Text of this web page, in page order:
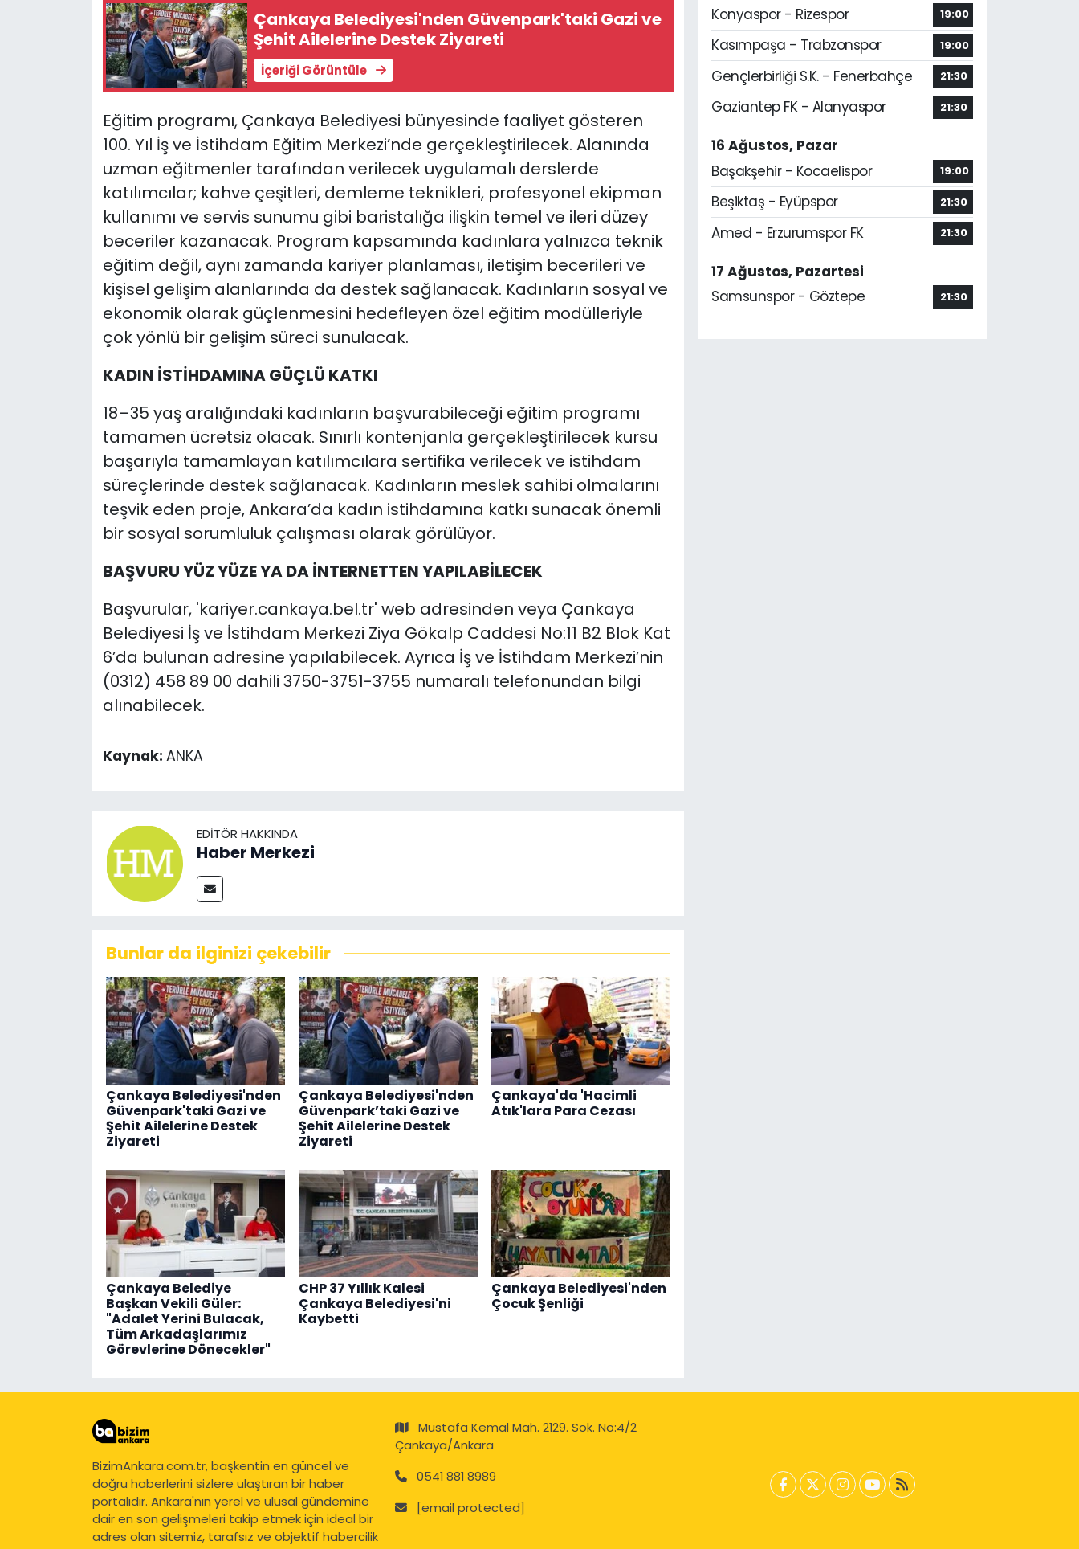
Çankaya Belediyesi'nden Güvenpark'taki Gazi ve
Şehit Ailelerine Destek Ziyareti
İçeriği Görüntüle
Eğitim programı, Çankaya Belediyesi bünyesinde faaliyet gösteren
100. Yıl İş ve İstihdam Eğitim Merkezi’nde gerçekleştirilecek. Alanında
uzman eğitmenler tarafından verilecek uygulamalı derslerde
katılımcılar; kahve çeşitleri, demleme teknikleri, profesyonel ekipman
kullanımı ve servis sunumu gibi baristalığa ilişkin temel ve ileri düzey
beceriler kazanacak. Program kapsamında kadınlara yalnızca teknik
eğitim değil, aynı zamanda kariyer planlaması, iletişim becerileri ve
kişisel gelişim alanlarında da destek sağlanacak. Kadınların sosyal ve
ekonomik olarak güçlenmesini hedefleyen özel eğitim modülleriyle
çok yönlü bir gelişim süreci sunulacak.
KADIN İSTİHDAMINA GÜÇLÜ KATKI
18–35 yaş aralığındaki kadınların başvurabileceği eğitim programı
tamamen ücretsiz olacak. Sınırlı kontenjanla gerçekleştirilecek kursu
başarıyla tamamlayan katılımcılara sertifika verilecek ve istihdam
süreçlerinde destek sağlanacak. Kadınların meslek sahibi olmalarını
teşvik eden proje, Ankara’da kadın istihdamına katkı sunacak önemli
bir sosyal sorumluluk çalışması olarak görülüyor.
BAŞVURU YÜZ YÜZE YA DA İNTERNETTEN YAPILABİLECEK
Başvurular, 'kariyer.cankaya.bel.tr' web adresinden veya Çankaya
Belediyesi İş ve İstihdam Merkezi Ziya Gökalp Caddesi No:11 B2 Blok Kat
6’da bulunan adresine yapılabilecek. Ayrıca İş ve İstihdam Merkezi’nin
(0312) 458 89 00 dahili 3750-3751-3755 numaralı telefonundan bilgi
alınabilecek.
Kaynak: ANKA
EDITÖR HAKKINDA
Haber Merkezi
Bunlar da ilginizi çekebilir
Çankaya Belediyesi'nden
Güvenpark'taki Gazi ve
Şehit Ailelerine Destek
Ziyareti
Çankaya Belediyesi'nden
Güvenpark’taki Gazi ve
Şehit Ailelerine Destek
Ziyareti
Çankaya'da 'Hacimli
Atık'lara Para Cezası
Çankaya Belediye
Başkan Vekili Güler:
"Adalet Yerini Bulacak,
Tüm Arkadaşlarımız
Görevlerine Dönecekler"
CHP 37 Yıllık Kalesi
Çankaya Belediyesi'ni
Kaybetti
Çankaya Belediyesi'nden
Çocuk Şenliği
Konyaspor - Rizespor
19:00
Kasımpaşa - Trabzonspor 19:00
Gençlerbirliği S.K. - Fenerbahçe 21:30
Gaziantep FK - Alanyaspor 21:30
16 Ağustos, Pazar
Başakşehir - Kocaelispor
19:00
Beşiktaş - Eyüpspor 21:30
Amed - Erzurumspor FK 21:30
17 Ağustos, Pazartesi
Samsunspor - Göztepe
21:30
BizimAnkara.com.tr, başkentin en güncel ve
doğru haberlerini sizlere ulaştıran bir haber
portalıdır. Ankara'nın yerel ve ulusal gündemine
dair en son gelişmeleri takip etmek için ideal bir
adres olan sitemiz, tarafsız ve objektif habercilik
Mustafa Kemal Mah. 2129. Sok. No:4/2
Çankaya/Ankara
0541 881 8989
[email protected]